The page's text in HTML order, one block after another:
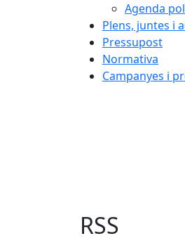
Agenda
Plens, juntes i
Pressupost
Normativa
Campanyes i
RSS